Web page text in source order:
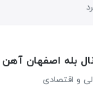
بله اصفهان آهن
و اقتصادی